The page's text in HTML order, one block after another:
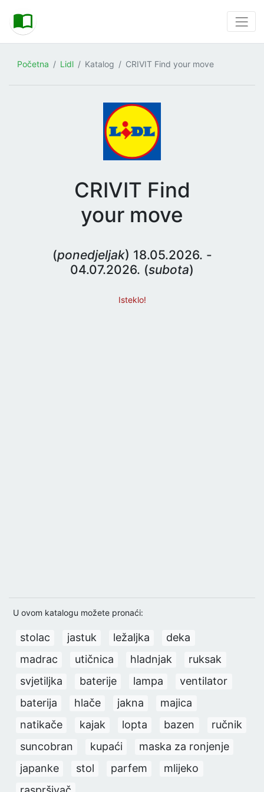
Početna Lidl Katalog CRIVIT Find your move
CRIVIT Find
your move
(ponedjeljak) 18.05.2026. -
04.07.2026. (subota)
Isteklo!
U ovom katalogu možete pronaći:
stolac jastuk ležaljka
deka
madrac
utičnica hladnjak
ruksak
svjetiljka
baterije lampa
ventilator
baterija
hlače jakna
majica
natikače
kajak lopta bazen
ručnik
suncobran
kupaći
maska za ronjenje
japanke
stol parfem
mlijeko